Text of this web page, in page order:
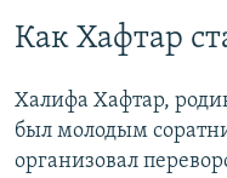
​Как Хафтар
Халифа Хафтар,
был молодым
организовал